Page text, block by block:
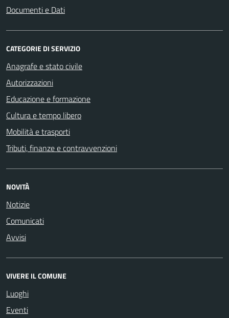
Documenti e Dati
CATEGORIE DI SERVIZIO
Anagrafe e stato civile
Autorizzazioni
Educazione e formazione
Cultura e tempo libero
Mobilità e trasporti
Tributi, finanze e contravvenzioni
NOVITÀ
Notizie
Comunicati
Avvisi
VIVERE IL COMUNE
Luoghi
Eventi